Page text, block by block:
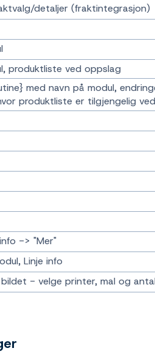
detaljer (fraktintegrasjon)
produktliste ved oppslag
med navn på modul,
produktliste er tilgjengelig
-> "Mer"
Linje info
- velge printer, mal og